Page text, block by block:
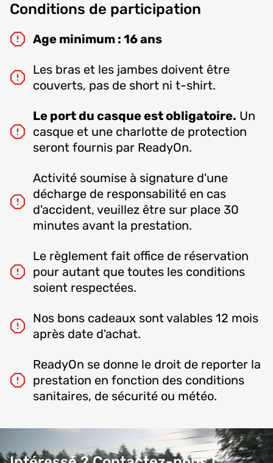
Conditions de participation
Age minimum : 16 ans
Les bras et les jambes doivent être
couverts, pas de short ni t-shirt.
Le port du casque est obligatoire. Un
casque et une charlotte de protection
seront fournis par ReadyOn.
Activité soumise à signature d'une
décharge de responsabilité en cas
d'accident, veuillez être sur place 30
minutes avant la prestation.
Le règlement fait office de réservation
pour autant que toutes les conditions
soient respectées.
Nos bons cadeaux sont valables 12 mois
après date d'achat.
ReadyOn se donne le droit de reporter la
prestation en fonction des conditions
sanitaires, de sécurité ou météo.